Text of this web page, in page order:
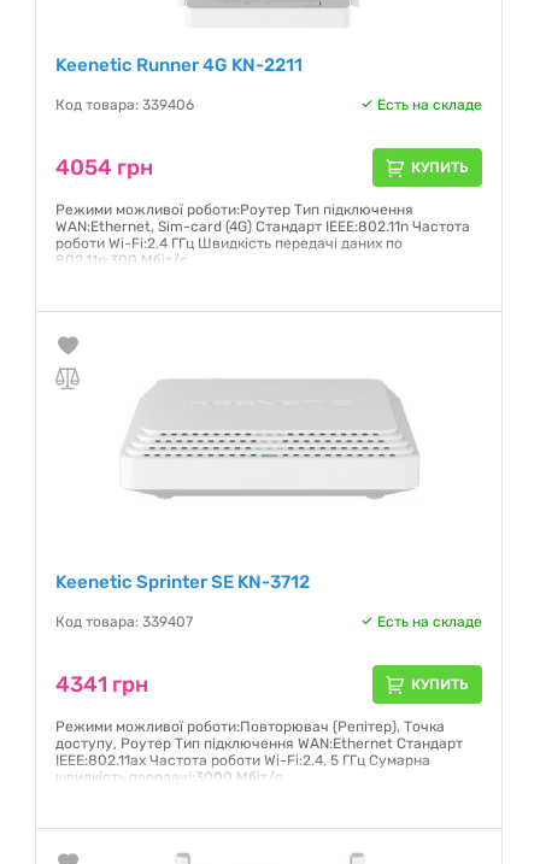
Keenetic Runner 4G KN-2211
Код товара: 339406 Есть на складе
4054 грн КУПИТЬ
Режими можливої роботи:Роутер Тип підключення
WAN:Ethernet, Sim-card (4G) Стандарт IEEE:802.11n Частота
роботи Wi-Fi:2.4 ГГц Швидкість передачі даних по
802.11n:300 Мбіт/с
Keenetic Sprinter SE KN-3712
Код товара: 339407 Есть на складе
4341 грн КУПИТЬ
Режими можливої роботи:Повторювач (Репітер), Точка
доступу, Роутер Тип підключення WAN:Ethernet Стандарт
IEEE:802.11ax Частота роботи Wi-Fi:2.4, 5 ГГц Сумарна
швидкість передачі:3000 Мбіт/с